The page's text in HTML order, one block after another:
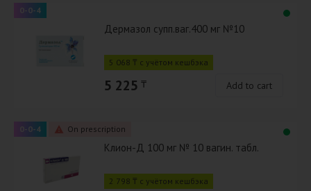
0-0-4
Дермазол супп.ваг.400 мг №10
5 068 ₸ с учётом кешбэка
5 225 ₸ Add to cart
0-0-4 On prescription
Клион-Д 100 мг № 10 вагин. табл.
2 798 ₸ с учётом кешбэка